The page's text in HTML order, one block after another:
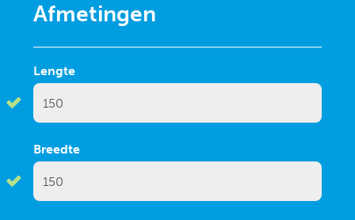
Afmetingen
Lengte
Breedte